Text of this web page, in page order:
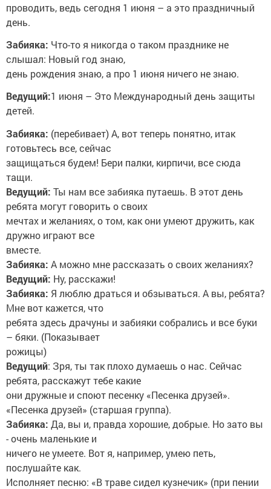
проводить, ведь сегодня 1 июня – а это праздничный
день.
Забияка: Что-то я никогда о таком празднике не
слышал: Новый год знаю,
день рождения знаю, а про 1 июня ничего не знаю.
Ведущий:1 июня – Это Международный день защиты
детей.
Забияка: (перебивает) А, вот теперь понятно, итак
готовьтесь все, сейчас
защищаться будем! Бери палки, кирпичи, все сюда
тащи.
Ведущий: Ты нам все забияка путаешь. В этот день
ребята могут говорить о своих
мечтах и желаниях, о том, как они умеют дружить, как
дружно играют все
вместе.
Забияка: А можно мне рассказать о своих желаниях?
Ведущий: Ну, расскажи!
Забияка: Я люблю драться и обзываться. А вы, ребята?
Мне вот кажется, что
ребята здесь драчуны и забияки собрались и все буки
– бяки. (Показывает
рожицы)
Ведущий: Зря, ты так плохо думаешь о нас. Сейчас
ребята, расскажут тебе какие
они дружные и споют песенку «Песенка друзей».
«Песенка друзей» (старшая группа).
Забияка: Да, вы и, правда хорошие, добрые. Но зато вы
- очень маленькие и
ничего не умеете. Вот я, например, умею петь,
послушайте как.
Исполняет песню: «В траве сидел кузнечик» (при пении